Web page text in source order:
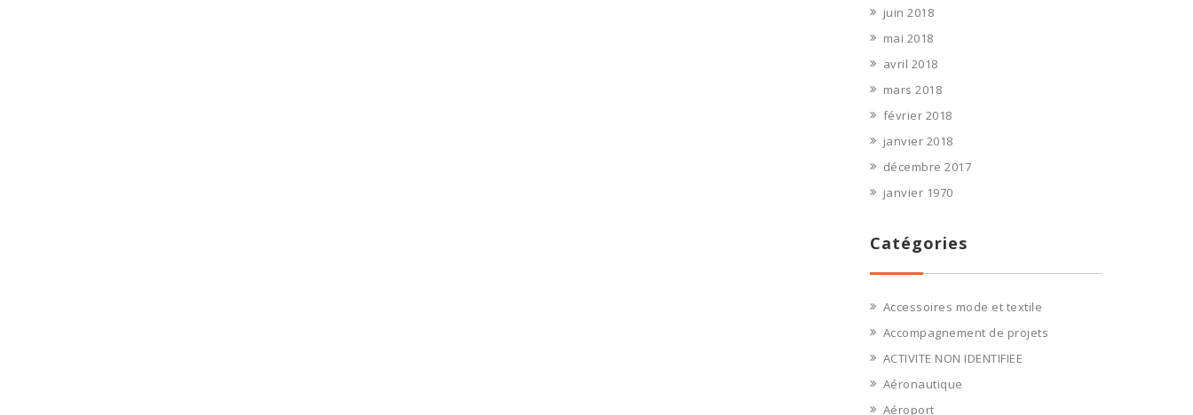
juin 2018
mai 2018
avril 2018
mars 2018
février 2018
janvier 2018
décembre 2017
janvier 1970
Catégories
Accessoires mode et textile
Accompagnement de projets
ACTIVITE NON IDENTIFIEE
Aéronautique
Aéroport